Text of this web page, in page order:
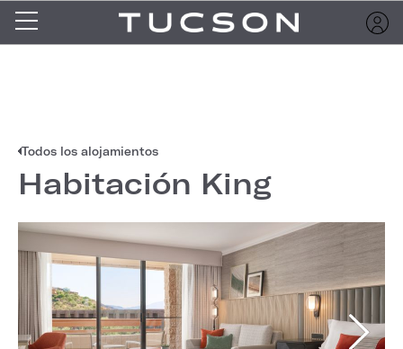
Todos los alojamientos
Habitación King